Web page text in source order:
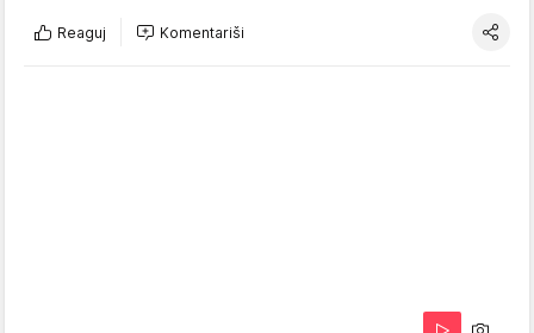
Reaguj Komentariši